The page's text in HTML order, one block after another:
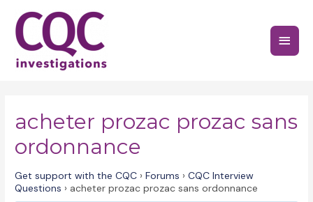
content
Main
acheter prozac prozac sans
ordonnance
Get support with the CQC › Forums › CQC Interview
Questions › acheter prozac prozac sans ordonnance